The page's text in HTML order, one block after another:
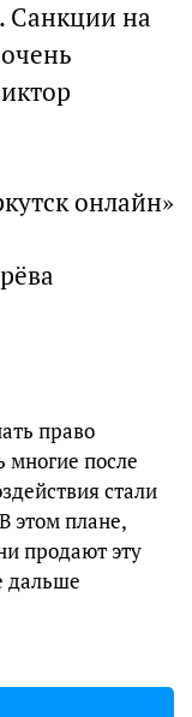
Санкции на
онлайн»
право
многие после
стали
этом плане,
продают эту
дальше